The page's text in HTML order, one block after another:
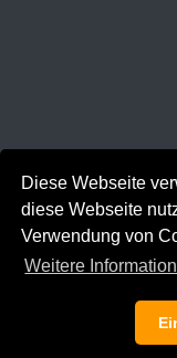
Diese Webseite
diese Webseite
Verwendung von
Weitere